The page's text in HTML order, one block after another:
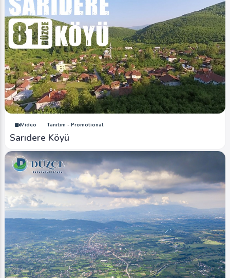
Image Düzce Fotoğrafları
Güneyden Düzce Ovası
Ahmet Bozdemir 0 2178 0
Video Tanıtım - Promotional
Sarıdere Köyü